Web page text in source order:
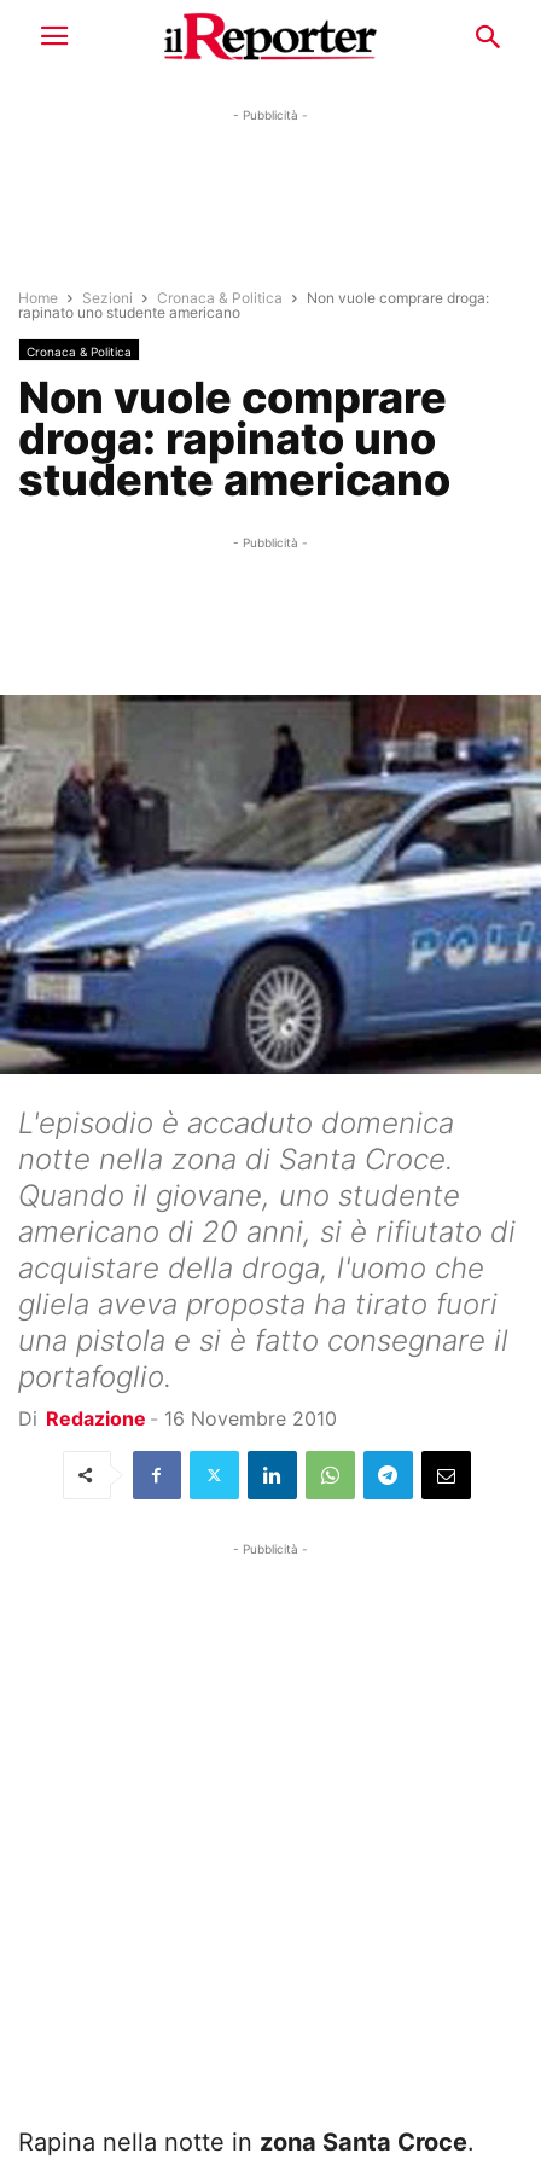
- Pubblicità -
Home Sezioni Cronaca & Politica
Non vuole comprare droga:
rapinato uno studente americano
Cronaca & Politica
Non vuole comprare
droga: rapinato uno
studente americano
- Pubblicità -
L'episodio è accaduto domenica
notte nella zona di Santa Croce.
Quando il giovane, uno studente
americano di 20 anni, si è rifiutato di
acquistare della droga, l'uomo che
gliela aveva proposta ha tirato fuori
una pistola e si è fatto consegnare il
portafoglio.
Di Redazione - 16 Novembre 2010
- Pubblicità -
Rapina nella notte in zona Santa Croce.